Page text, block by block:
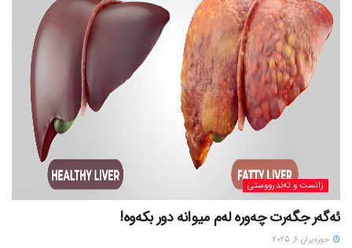
زانست و تەندرووستی
ئەگەر جگەرت چەورە لەم میوانە دور بکەوە!
حوزه‌یران 6, 2025